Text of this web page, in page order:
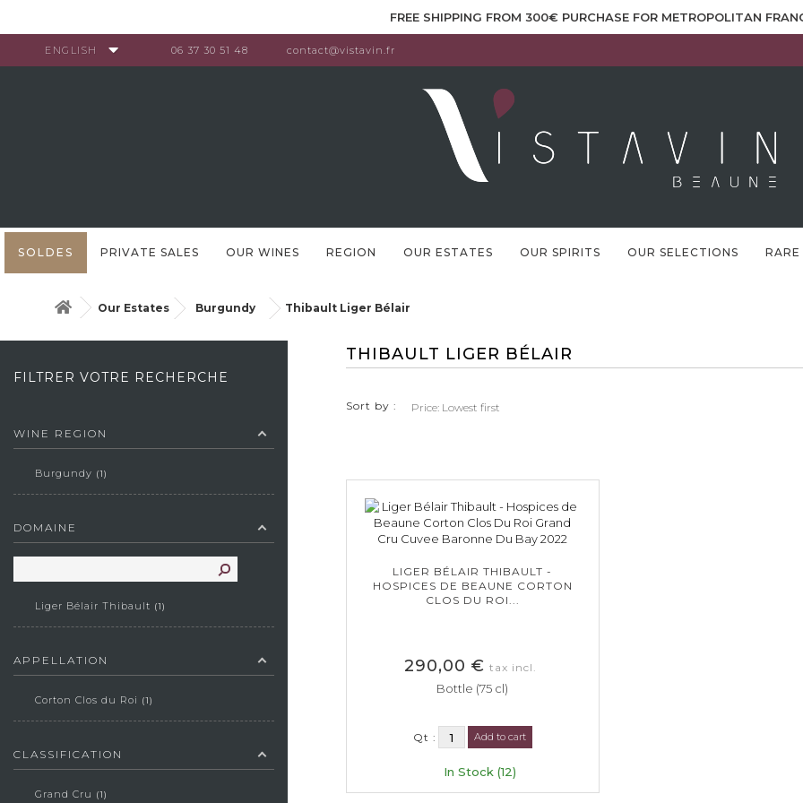
FREE SHIPPING FROM 300€ PURCHASE FOR METROPOLITAN
ENGLISH 06 37 30 51 48 contact@vistavin.fr
SOLDES PRIVATE SALES OUR WINES REGION OUR ESTATES OUR SPIRITS OUR SELECTIONS RARE
Our Estates Burgundy Thibault Liger Bélair
FILTRER VOTRE RECHERCHE
WINE REGION
Burgundy 1
DOMAINE
Liger Bélair Thibault 1
APPELLATION
Corton Clos du Roi 1
CLASSIFICATION
Grand Cru 1
THIBAULT LIGER BÉLAIR
Sort by : Price: Lowest first
LIGER BÉLAIR THIBAULT -
HOSPICES DE BEAUNE CORTON
CLOS DU ROI...
290,00 € tax incl.
Bottle (75 cl)
Qt : Add to cart
In Stock (12)